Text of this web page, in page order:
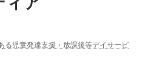
る児童発達支援・放課後等デイサービ